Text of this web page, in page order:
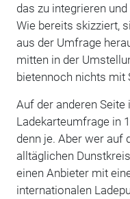
das zu integrieren
Wie bereits skizziert,
aus der Umfrage
mitten in der
bietennoch nichts mit
Auf der anderen
Ladekarteumfrage in
denn je. Aber wer auf
alltäglichen
einen Anbieter mit
internationalen